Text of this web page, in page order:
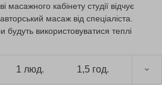
масажного кабінету студії відчує
масаж від спеціаліста.
будуть використовуватися теплі
1 люд. 1,5 год.